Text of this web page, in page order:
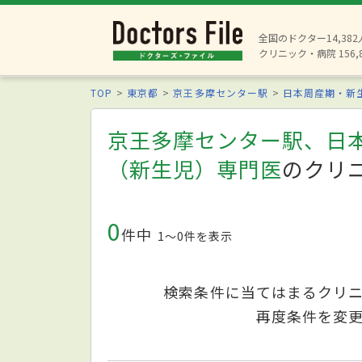
全国のドクター14,382
クリニック・病院
TOP 東京都 京王多摩センター駅 日本周産期・新
京王多摩センター駅、日
（新生児）専門医のクリ
0件中 1〜0件を表示
検索条件に当てはまるクリ
再度条件を変